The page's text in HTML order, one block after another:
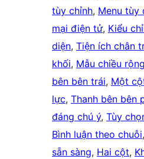
tùy chỉnh, Menu tùy
mại điện tử, Kiểu
diện, Tiện ích chân
khối, Mẫu chiều
bên bên trái, Một
lực, Thanh bên bên
đáng chú ý, Tùy
Bình luận theo chuỗi,
sẵn sàng, Hai cột,